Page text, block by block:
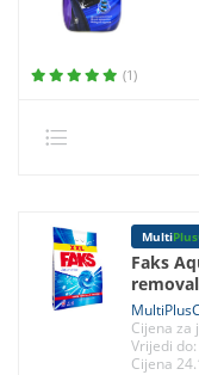
(1)
Multi
Faks
Cijena za
Vrijedi do:
Cijena